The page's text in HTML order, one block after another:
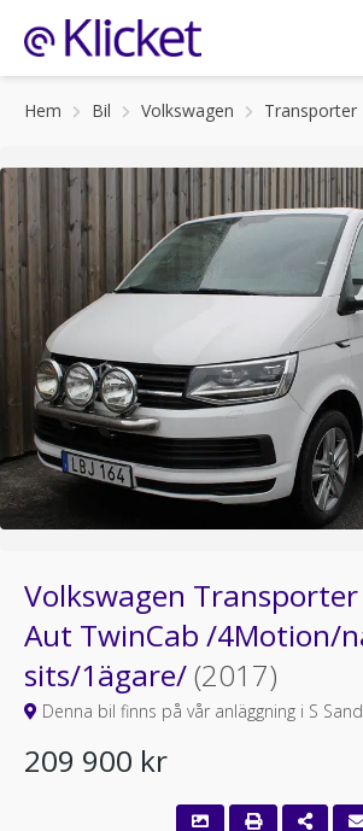
Hem Bil Volkswagen Transporter
Volkswagen Transporter
Aut TwinCab /4Motion/
sits/1ägare/(2017)
Denna bil finns på vår anläggning i S
209 900 kr